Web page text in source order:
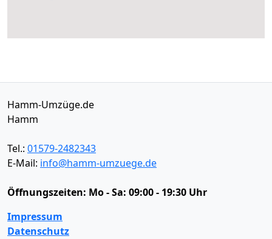
Hamm-Umzüge.de
Hamm
Tel.: 01579-2482343
E-Mail: info@hamm-umzuege.de
Öffnungszeiten: Mo - Sa: 09:00 - 19:30 Uhr
Impressum
Datenschutz